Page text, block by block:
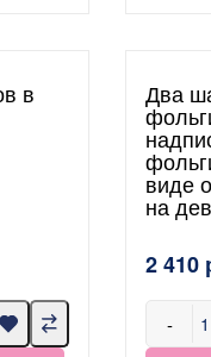
в Два
виде
на
2 410
-